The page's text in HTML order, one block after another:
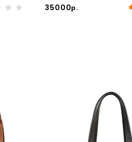
35000р.